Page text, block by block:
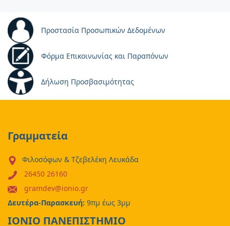
Προστασία Προσωπικών Δεδομένων
Φόρμα Επικοινωνίας και Παραπόνων
Δήλωση Προσβασιμότητας
Γραμματεία
Φιλοσόφων & Τζεβελέκη Λευκάδα
26450 26160
gramdev@ionio.gr
Δευτέρα-Παρασκευή: 9πμ έως 3μμ
ΙΟΝΙΟ ΠΑΝΕΠΙΣΤΗΜΙΟ